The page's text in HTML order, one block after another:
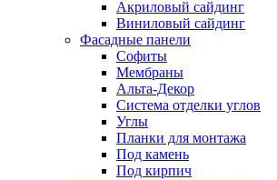
Акриловый сайдинг
Виниловый сайдинг
Фасадные панели
Софиты
Мембраны
Альта-Декор
Система отделки углов
Углы
Планки для монтажа
Под камень
Под кирпич